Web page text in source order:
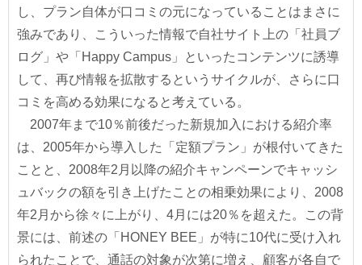
し、プラン自体が口コミの元になっていることはまさに
強みであり、こういった情報で自社サイト上の「社員ブ
ログ」や「Happy Campus」といったコンテンツに誘導
して、再び情報を拡散するというサイクルが、さらに口
コミを高める効果になると考えている。
2007年まで10％前後だった新規加入における紹介率
は、2005年から導入した「定額プラン」が根付いてきた
ことと、2008年2月以降の紹介キャンペーンでキャッシ
ュバックの額を引き上げたことの相乗効果により、2008
年2月から徐々に上がり、4月には20％を超えた。この背
景には、前述の「HONEY BEE」が特に10代に受け入れ
られたことで、通話の対象が次第に増え、顧客が各自で